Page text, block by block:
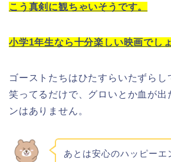
こう真剣に観ちゃいそうです。
小学1年生なら十分楽しい映画でしょ
ゴーストたちはひたすらいたずらし
笑ってるだけで、グロいとか血が出
ンはありません。
あとは安心のハッピーエ